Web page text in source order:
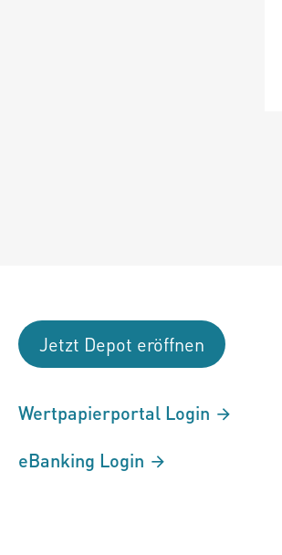
Jetzt Depot eröffnen
Wertpapierportal Login
eBanking Login